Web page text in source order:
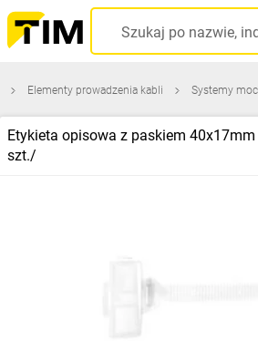
Elementy prowadzenia kabli Systemy
Etykieta opisowa z paskiem
szt./